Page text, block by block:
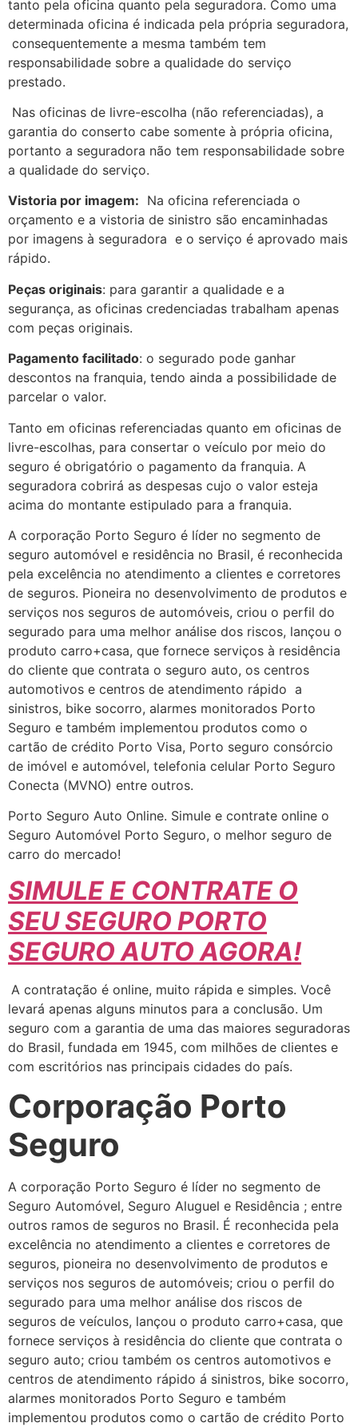
tanto pela oficina quanto pela seguradora. Como uma
determinada oficina é indicada pela própria seguradora,
consequentemente a mesma também tem
responsabilidade sobre a qualidade do serviço
prestado.
Nas oficinas de livre-escolha (não referenciadas), a
garantia do conserto cabe somente à própria oficina,
portanto a seguradora não tem responsabilidade sobre
a qualidade do serviço.
Vistoria por imagem: Na oficina referenciada o
orçamento e a vistoria de sinistro são encaminhadas
por imagens à seguradora e o serviço é aprovado mais
rápido.
Peças originais: para garantir a qualidade e a
segurança, as oficinas credenciadas trabalham apenas
com peças originais.
Pagamento facilitado: o segurado pode ganhar
descontos na franquia, tendo ainda a possibilidade de
parcelar o valor.
Tanto em oficinas referenciadas quanto em oficinas de
livre-escolhas, para consertar o veículo por meio do
seguro é obrigatório o pagamento da franquia. A
seguradora cobrirá as despesas cujo o valor esteja
acima do montante estipulado para a franquia.
A corporação Porto Seguro é líder no segmento de
seguro automóvel e residência no Brasil, é reconhecida
pela excelência no atendimento a clientes e corretores
de seguros. Pioneira no desenvolvimento de produtos e
serviços nos seguros de automóveis, criou o perfil do
segurado para uma melhor análise dos riscos, lançou o
produto carro+casa, que fornece serviços à residência
do cliente que contrata o seguro auto, os centros
automotivos e centros de atendimento rápido a
sinistros, bike socorro, alarmes monitorados Porto
Seguro e também implementou produtos como o
cartão de crédito Porto Visa, Porto seguro consórcio
de imóvel e automóvel, telefonia celular Porto Seguro
Conecta (MVNO) entre outros.
Porto Seguro Auto Online. Simule e contrate online o
Seguro Automóvel Porto Seguro, o melhor seguro de
carro do mercado!
SIMULE E CONTRATE O
SEU SEGURO PORTO
SEGURO AUTO AGORA!
A contratação é online, muito rápida e simples. Você
levará apenas alguns minutos para a conclusão. Um
seguro com a garantia de uma das maiores seguradoras
do Brasil, fundada em 1945, com milhões de clientes e
com escritórios nas principais cidades do país.
Corporação Porto
Seguro
A corporação Porto Seguro é líder no segmento de
Seguro Automóvel, Seguro Aluguel e Residência ; entre
outros ramos de seguros no Brasil. É reconhecida pela
excelência no atendimento a clientes e corretores de
seguros, pioneira no desenvolvimento de produtos e
serviços nos seguros de automóveis; criou o perfil do
segurado para uma melhor análise dos riscos de
seguros de veículos, lançou o produto carro+casa, que
fornece serviços à residência do cliente que contrata o
seguro auto; criou também os centros automotivos e
centros de atendimento rápido á sinistros, bike socorro,
alarmes monitorados Porto Seguro e também
implementou produtos como o cartão de crédito Porto